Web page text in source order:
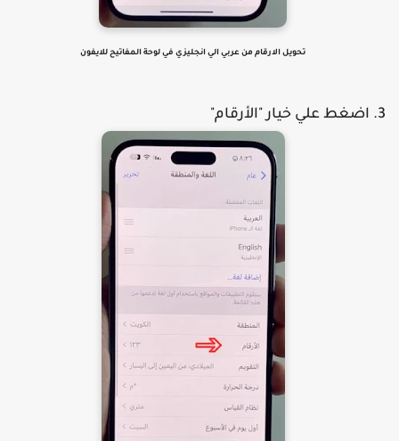
تحويل الارقام من عربي الي انجليزي في لوحة المفاتيح للايفون
اضغط علي خيار "الأرقام"